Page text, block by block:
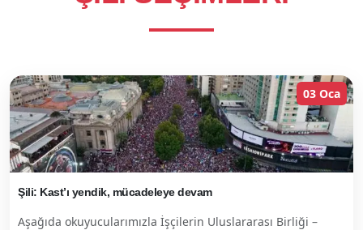
03 Oca
Şili: Kast’ı yendik, mücadeleye devam
Aşağıda okuyucularımızla İşçilerin Uluslararası Birliği –